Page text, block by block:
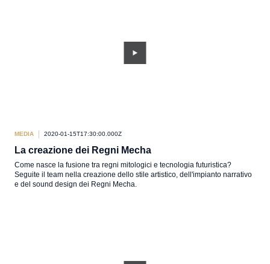
MEDIA 2020-01-15T17:30:00.000Z
La creazione dei Regni Mecha
Come nasce la fusione tra regni mitologici e tecnologia futuristica?
Seguite il team nella creazione dello stile artistico, dell'impianto narrativo
e del sound design dei Regni Mecha.